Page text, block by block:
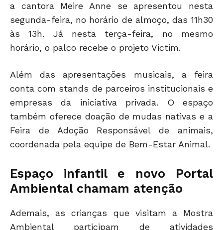
a cantora Meire Anne se apresentou nesta
segunda-feira, no horário de almoço, das 11h30
às 13h. Já nesta terça-feira, no mesmo
horário, o palco recebe o projeto Victim.
Além das apresentações musicais, a feira
conta com stands de parceiros institucionais e
empresas da iniciativa privada. O espaço
também oferece doação de mudas nativas e a
Feira de Adoção Responsável de animais,
coordenada pela equipe de Bem-Estar Animal.
Espaço infantil e novo Portal
Ambiental chamam atenção
Ademais, as crianças que visitam a Mostra
Ambiental participam de atividades